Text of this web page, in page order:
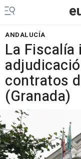
ANDALUCÍA
La
contratos
(Granada)